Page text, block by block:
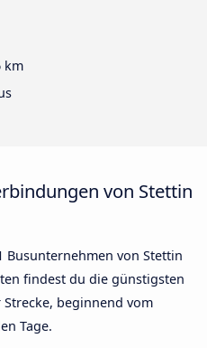
km
von Stettin
Busunternehmen von Stettin
findest du die günstigsten
beginnend vom
Tage.